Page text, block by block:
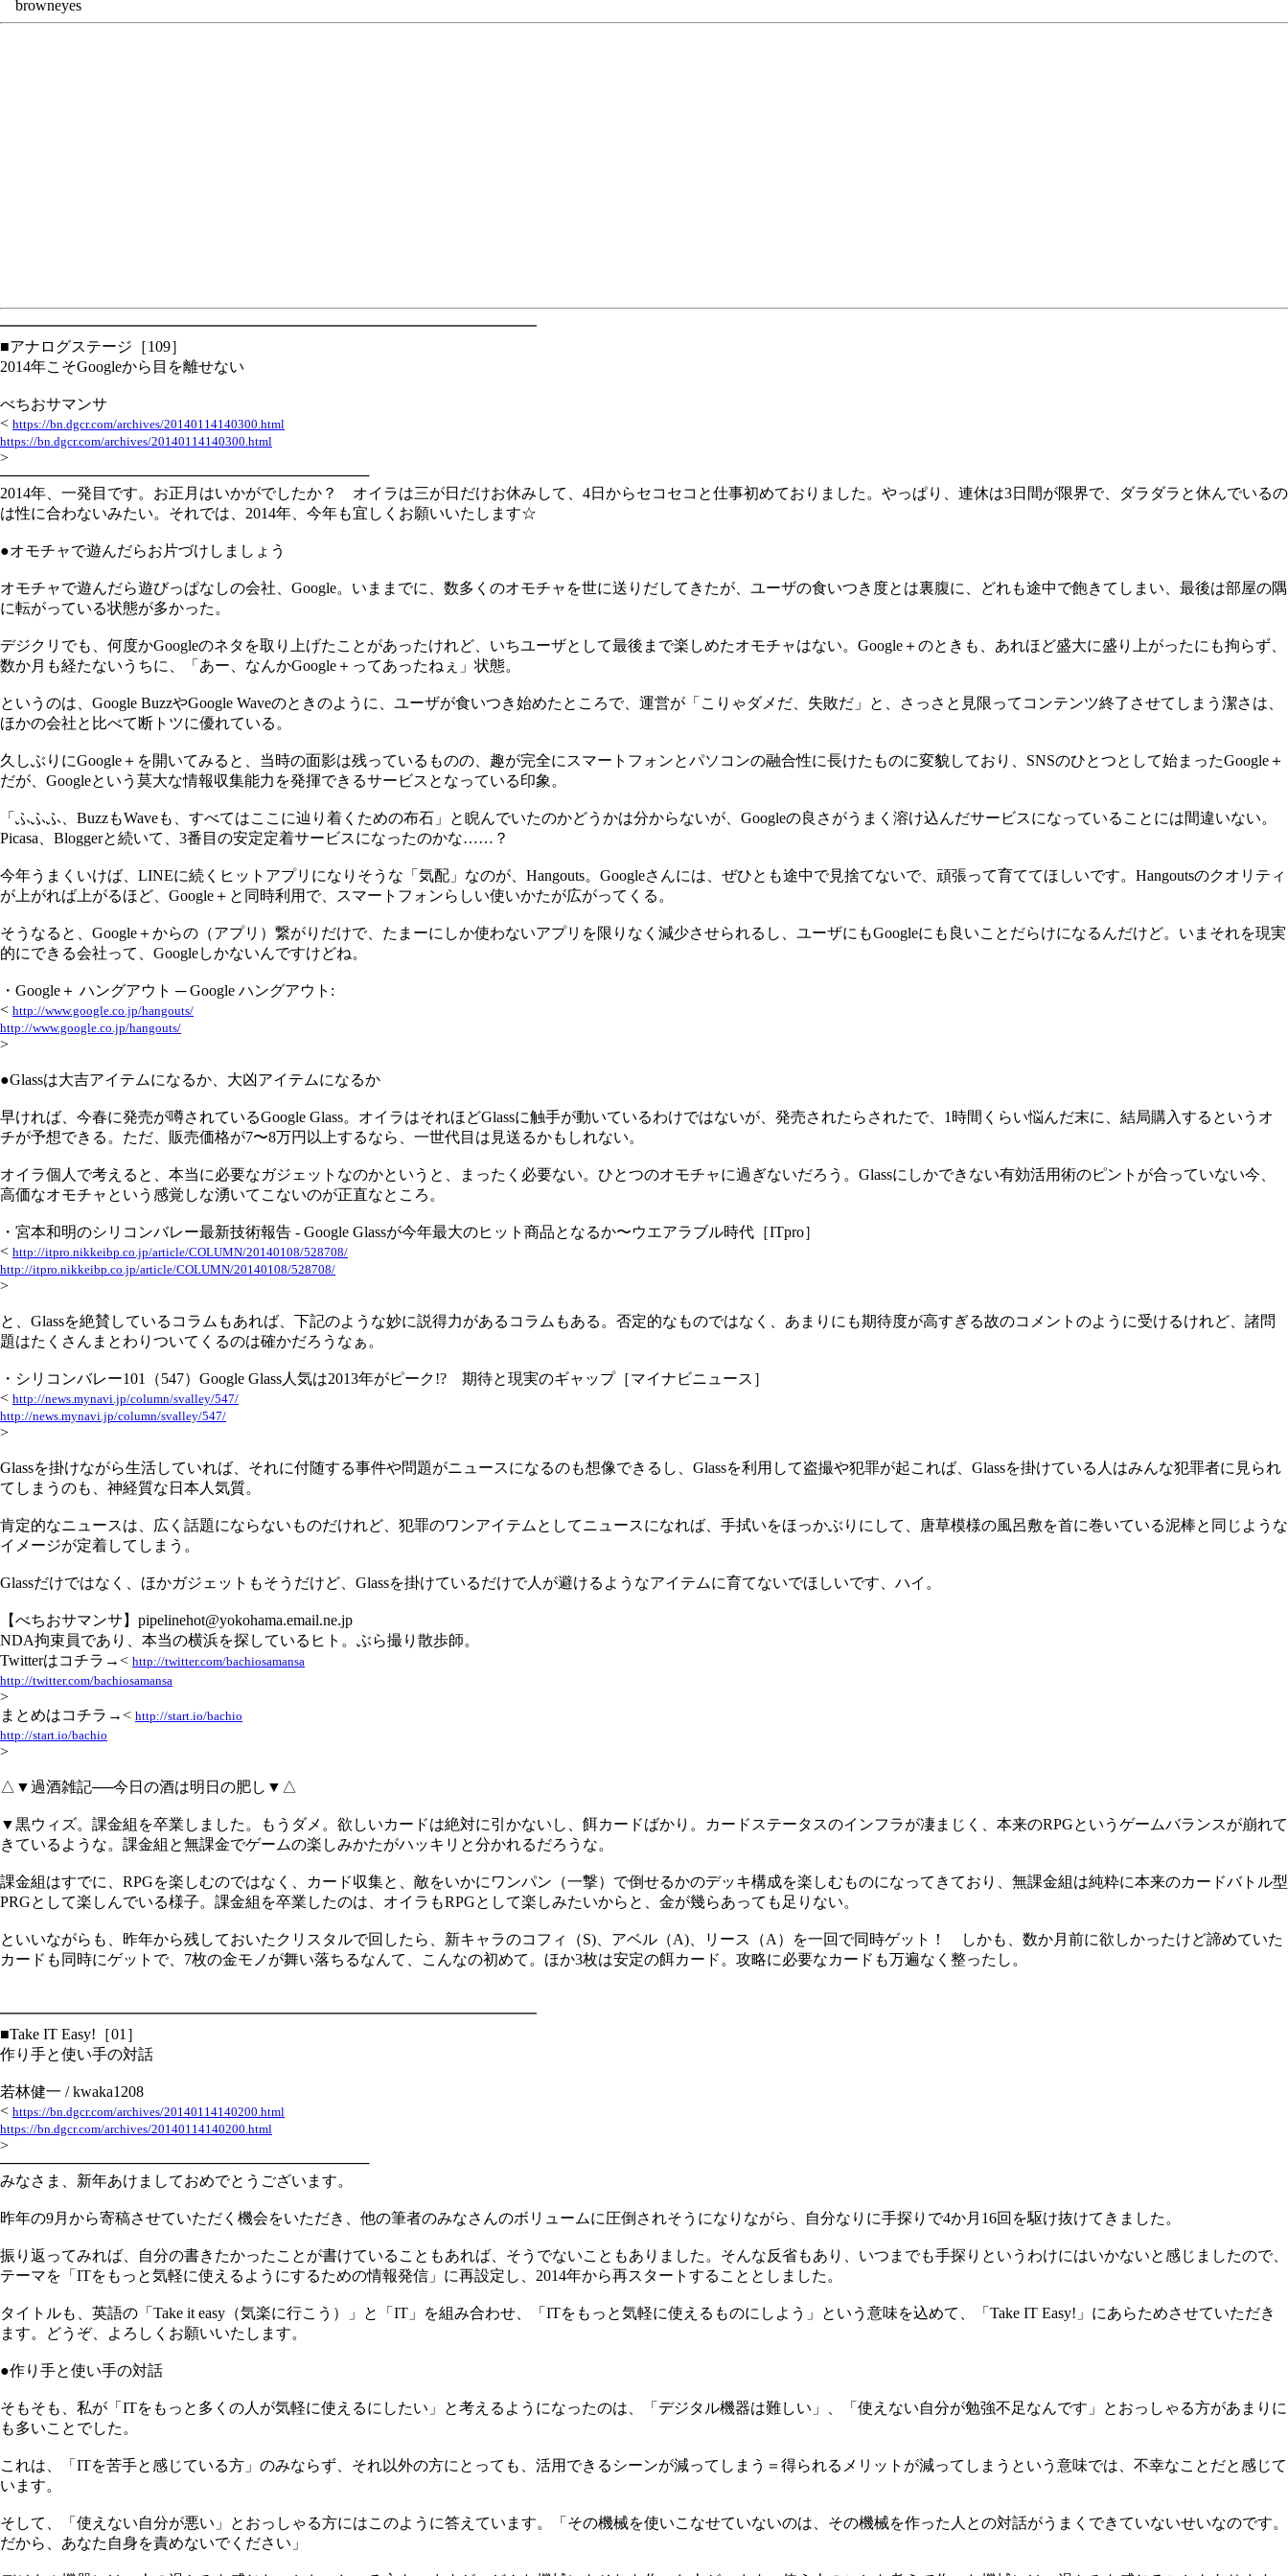
browneyes
━━━━━━━━━━━━━━━━━━━━━━━━━━━━━━━━━━━
■アナログステージ［109］
2014年こそGoogleから目を離せない
べちおサマンサ
< https://bn.dgcr.com/archives/20140114140300.html
https://bn.dgcr.com/archives/20140114140300.html
>
───────────────────────────────────
2014年、一発目です。お正月はいかがでしたか？ オイラは三が日だけお休みして、4日からセコセコと仕事初めておりました。やっぱり、連休は3日間が限界で、ダラダラと休んでいるの
は性に合わないみたい。それでは、2014年、今年も宜しくお願いいたします☆
●オモチャで遊んだらお片づけしましょう
オモチャで遊んだら遊びっぱなしの会社、Google。いままでに、数多くのオモチャを世に送りだしてきたが、ユーザの食いつき度とは裏腹に、どれも途中で飽きてしまい、最後は部屋の隅
に転がっている状態が多かった。
デジクリでも、何度かGoogleのネタを取り上げたことがあったけれど、いちユーザとして最後まで楽しめたオモチャはない。Google＋のときも、あれほど盛大に盛り上がったにも拘らず、
数か月も経たないうちに、「あー、なんかGoogle＋ってあったねぇ」状態。
というのは、Google BuzzやGoogle Waveのときのように、ユーザが食いつき始めたところで、運営が「こりゃダメだ、失敗だ」と、さっさと見限ってコンテンツ終了させてしまう潔さは、
ほかの会社と比べて断トツに優れている。
久しぶりにGoogle＋を開いてみると、当時の面影は残っているものの、趣が完全にスマートフォンとパソコンの融合性に長けたものに変貌しており、SNSのひとつとして始まったGoogle＋
だが、Googleという莫大な情報収集能力を発揮できるサービスとなっている印象。
「ふふふ、BuzzもWaveも、すべてはここに辿り着くための布石」と睨んでいたのかどうかは分からないが、Googleの良さがうまく溶け込んだサービスになっていることには間違いない。
Picasa、Bloggerと続いて、3番目の安定定着サービスになったのかな……？
今年うまくいけば、LINEに続くヒットアプリになりそうな「気配」なのが、Hangouts。Googleさんには、ぜひとも途中で見捨てないで、頑張って育ててほしいです。Hangoutsのクオリティ
が上がれば上がるほど、Google＋と同時利用で、スマートフォンらしい使いかたが広がってくる。
そうなると、Google＋からの（アプリ）繋がりだけで、たまーにしか使わないアプリを限りなく減少させられるし、ユーザにもGoogleにも良いことだらけになるんだけど。いまそれを現実
的にできる会社って、Googleしかないんですけどね。
・Google＋ ハングアウト ─ Google ハングアウト:
< http://www.google.co.jp/hangouts/
http://www.google.co.jp/hangouts/
>
●Glassは大吉アイテムになるか、大凶アイテムになるか
早ければ、今春に発売が噂されているGoogle Glass。オイラはそれほどGlassに触手が動いているわけではないが、発売されたらされたで、1時間くらい悩んだ末に、結局購入するというオ
チが予想できる。ただ、販売価格が7〜8万円以上するなら、一世代目は見送るかもしれない。
オイラ個人で考えると、本当に必要なガジェットなのかというと、まったく必要ない。ひとつのオモチャに過ぎないだろう。Glassにしかできない有効活用術のピントが合っていない今、
高価なオモチャという感覚しな湧いてこないのが正直なところ。
・宮本和明のシリコンバレー最新技術報告 - Google Glassが今年最大のヒット商品となるか〜ウエアラブル時代［ITpro］
< http://itpro.nikkeibp.co.jp/article/COLUMN/20140108/528708/
http://itpro.nikkeibp.co.jp/article/COLUMN/20140108/528708/
>
と、Glassを絶賛しているコラムもあれば、下記のような妙に説得力があるコラムもある。否定的なものではなく、あまりにも期待度が高すぎる故のコメントのように受けるけれど、諸問
題はたくさんまとわりついてくるのは確かだろうなぁ。
・シリコンバレー101（547）Google Glass人気は2013年がピーク!? 期待と現実のギャップ［マイナビニュース］
< http://news.mynavi.jp/column/svalley/547/
http://news.mynavi.jp/column/svalley/547/
>
Glassを掛けながら生活していれば、それに付随する事件や問題がニュースになるのも想像できるし、Glassを利用して盗撮や犯罪が起これば、Glassを掛けている人はみんな犯罪者に見られ
てしまうのも、神経質な日本人気質。
肯定的なニュースは、広く話題にならないものだけれど、犯罪のワンアイテムとしてニュースになれば、手拭いをほっかぶりにして、唐草模様の風呂敷を首に巻いている泥棒と同じような
イメージが定着してしまう。
Glassだけではなく、ほかガジェットもそうだけど、Glassを掛けているだけで人が避けるようなアイテムに育てないでほしいです、ハイ。
【べちおサマンサ】pipelinehot@yokohama.email.ne.jp
NDA拘束員であり、本当の横浜を探しているヒト。ぶら撮り散歩師。
Twitterはコチラ→< http://twitter.com/bachiosamansa
http://twitter.com/bachiosamansa
>
まとめはコチラ→< http://start.io/bachio
http://start.io/bachio
>
△▼過酒雑記──今日の酒は明日の肥し▼△
▼黒ウィズ。課金組を卒業しました。もうダメ。欲しいカードは絶対に引かないし、餌カードばかり。カードステータスのインフラが凄まじく、本来のRPGというゲームバランスが崩れて
きているような。課金組と無課金でゲームの楽しみかたがハッキリと分かれるだろうな。
課金組はすでに、RPGを楽しむのではなく、カード収集と、敵をいかにワンパン（一撃）で倒せるかのデッキ構成を楽しむものになってきており、無課金組は純粋に本来のカードバトル型
PRGとして楽しんでいる様子。課金組を卒業したのは、オイラもRPGとして楽しみたいからと、金が幾らあっても足りない。
といいながらも、昨年から残しておいたクリスタルで回したら、新キャラのコフィ（S)、アベル（A)、リース（A）を一回で同時ゲット！ しかも、数か月前に欲しかったけど諦めていた
カードも同時にゲットで、7枚の金モノが舞い落ちるなんて、こんなの初めて。ほか3枚は安定の餌カード。攻略に必要なカードも万遍なく整ったし。
━━━━━━━━━━━━━━━━━━━━━━━━━━━━━━━━━━━
■Take IT Easy!［01］
作り手と使い手の対話
若林健一 / kwaka1208
< https://bn.dgcr.com/archives/20140114140200.html
https://bn.dgcr.com/archives/20140114140200.html
>
───────────────────────────────────
みなさま、新年あけましておめでとうございます。
昨年の9月から寄稿させていただく機会をいただき、他の筆者のみなさんのボリュームに圧倒されそうになりながら、自分なりに手探りで4か月16回を駆け抜けてきました。
振り返ってみれば、自分の書きたかったことが書けていることもあれば、そうでないこともありました。そんな反省もあり、いつまでも手探りというわけにはいかないと感じましたので、
テーマを「ITをもっと気軽に使えるようにするための情報発信」に再設定し、2014年から再スタートすることとしました。
タイトルも、英語の「Take it easy（気楽に行こう）」と「IT」を組み合わせ、「ITをもっと気軽に使えるものにしよう」という意味を込めて、「Take IT Easy!」にあらためさせていただき
ます。どうぞ、よろしくお願いいたします。
●作り手と使い手の対話
そもそも、私が「ITをもっと多くの人が気軽に使えるにしたい」と考えるようになったのは、「デジタル機器は難しい」、「使えない自分が勉強不足なんです」とおっしゃる方があまりに
も多いことでした。
これは、「ITを苦手と感じている方」のみならず、それ以外の方にとっても、活用できるシーンが減ってしまう＝得られるメリットが減ってしまうという意味では、不幸なことだと感じて
います。
そして、「使えない自分が悪い」とおっしゃる方にはこのように答えています。「その機械を使いこなせていないのは、その機械を作った人との対話がうまくできていないせいなのです。
だから、あなた自身を責めないでください」